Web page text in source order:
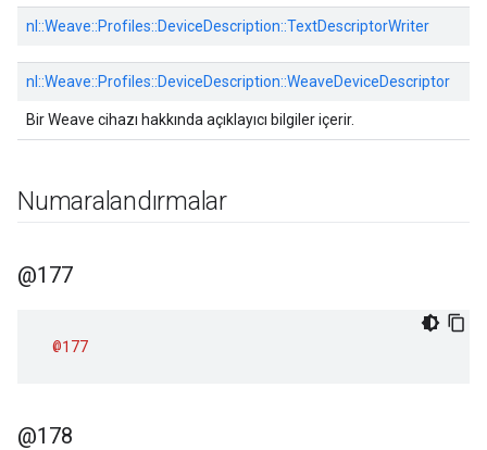
nl::Weave::Profiles::DeviceDescription::TextDescriptorWriter
nl::Weave::Profiles::DeviceDescription::WeaveDeviceDescriptor
Bir Weave cihazı hakkında açıklayıcı bilgiler içerir.
Numaralandırmalar
@177
@177
@178